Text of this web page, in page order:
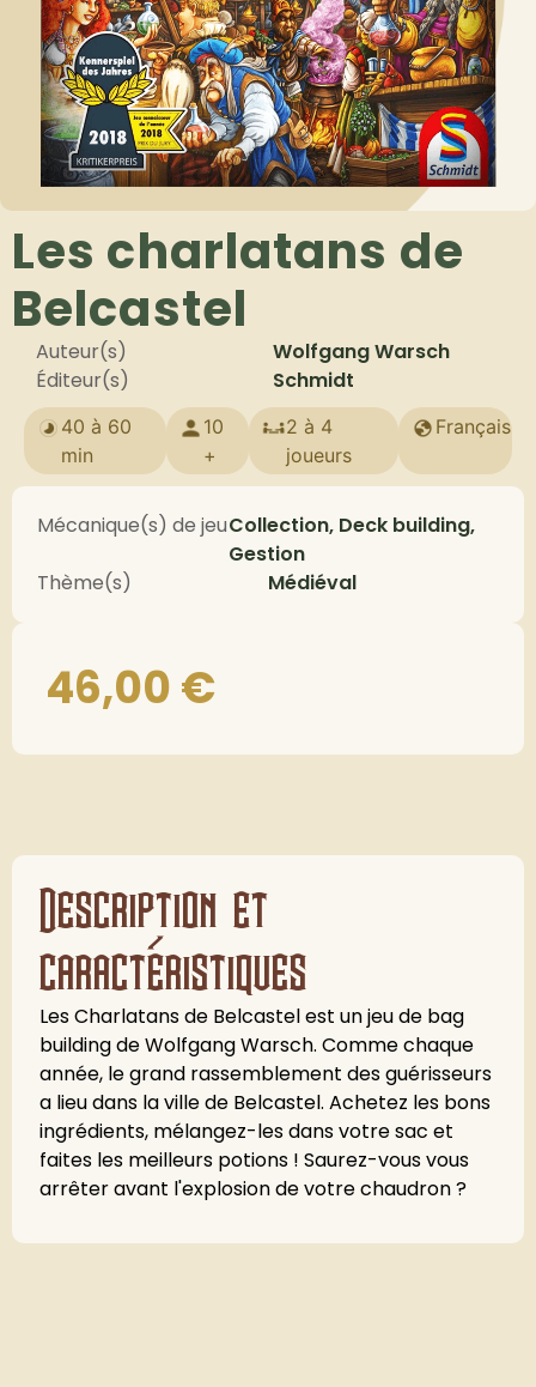
Les charlatans de
Belcastel
Auteur(s)
Wolfgang Warsch
Éditeur(s)
Schmidt
40 à 60
min
10
+
2 à 4
joueurs
Français
Mécanique(s) de jeuCollection, Deck building,
Gestion
Thème(s)
Médiéval
46,00€
Description et
caractéristiques
Les Charlatans de Belcastel est un jeu de bag
building de Wolfgang Warsch. Comme chaque
année, le grand rassemblement des guérisseurs
a lieu dans la ville de Belcastel. Achetez les bons
ingrédients, mélangez-les dans votre sac et
faites les meilleurs potions ! Saurez-vous vous
arrêter avant l'explosion de votre chaudron ?